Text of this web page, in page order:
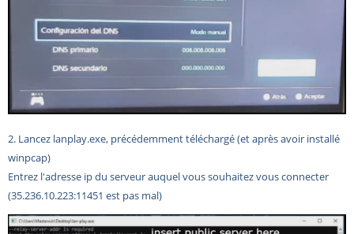
2. Lancez lanplay.exe, précédemment téléchargé (et après avoir installé
winpcap)
Entrez l'adresse ip du serveur auquel vous souhaitez vous connecter
(35.236.10.223:11451 est pas mal)